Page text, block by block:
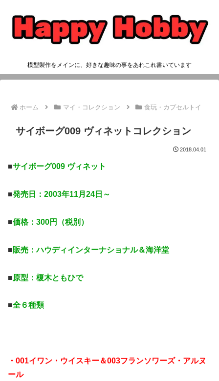
模型製作をメインに、好きな趣味の事をあれこれ書いています
ホーム マイ・コレクション 食玩・カプセルトイ
サイボーグ009 ヴィネットコレクション
2018.04.01
■サイボーグ009 ヴィネット
■発売日：2003年11月24日～
■価格：300円（税別）
■販売：ハウディインターナショナル＆海洋堂
■原型：榎木ともひで
■全６種類
・001イワン・ウイスキー＆003フランソワーズ・アルヌ
ール